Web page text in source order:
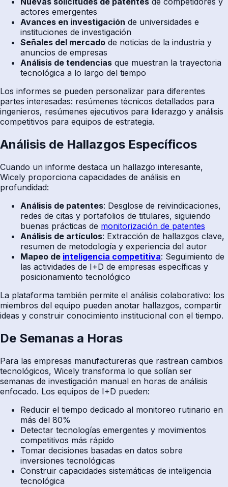
actores emergentes
Avances en investigación de universidades e
instituciones de investigación
Señales del mercado de noticias de la industria y
anuncios de empresas
Análisis de tendencias que muestran la trayectoria
tecnológica a lo largo del tiempo
Los informes se pueden personalizar para diferentes
partes interesadas: resúmenes técnicos detallados para
ingenieros, resúmenes ejecutivos para liderazgo y análisis
competitivos para equipos de estrategia.
Análisis de Hallazgos Específicos
Cuando un informe destaca un hallazgo interesante,
Wicely proporciona capacidades de análisis en
profundidad:
Análisis de patentes: Desglose de reivindicaciones,
redes de citas y portafolios de titulares, siguiendo
buenas prácticas de monitorización de patentes
Análisis de artículos: Extracción de hallazgos clave,
resumen de metodología y experiencia del autor
Mapeo de inteligencia competitiva: Seguimiento de
las actividades de I+D de empresas específicas y
posicionamiento tecnológico
La plataforma también permite el análisis colaborativo: los
miembros del equipo pueden anotar hallazgos, compartir
ideas y construir conocimiento institucional con el tiempo.
De Semanas a Horas
Para las empresas manufactureras que rastrean cambios
tecnológicos, Wicely transforma lo que solían ser
semanas de investigación manual en horas de análisis
enfocado. Los equipos de I+D pueden:
Reducir el tiempo dedicado al monitoreo rutinario en
más del 80%
Detectar tecnologías emergentes y movimientos
competitivos más rápido
Tomar decisiones basadas en datos sobre
inversiones tecnológicas
Construir capacidades sistemáticas de inteligencia
tecnológica